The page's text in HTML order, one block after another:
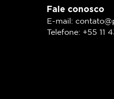
Fale conosco
E-mail:
Telefone: +55 11